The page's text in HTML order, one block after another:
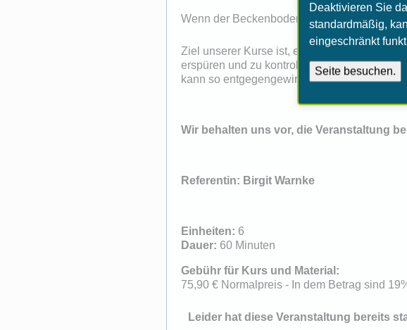
Deaktivieren Sie
standardmäßig,
eingeschränkt
Wenn der Beckenboden zu wenig Kraft hat,
Ziel unserer Kurse ist, eine gute
erspüren und zu kontrollieren, sowie die
kann so entgegengewirkt werden,
Wir behalten uns vor, die Veranstaltung
Referentin: Birgit Warnke
Einheiten: 6
Dauer: 60 Minuten
Gebühr für Kurs und Material:
75,90 € Normalpreis - In dem Betrag sind
Leider hat diese Veranstaltung bereits